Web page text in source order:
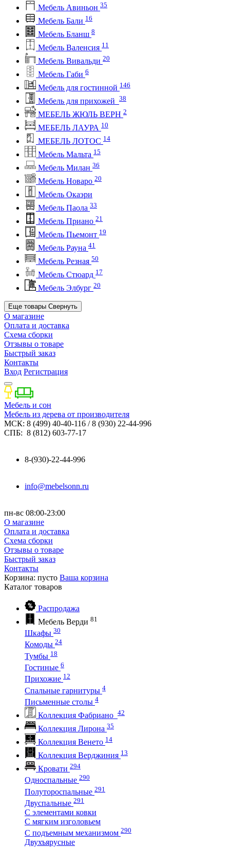
Мебель Авиньон 35
Мебель Бали 16
Мебель Бланш 8
Мебель Валенсия 11
Мебель Вивальди 20
Мебель Габи 6
Мебель для гостинной 146
Мебель для прихожей 38
МЕБЕЛЬ ЖЮЛЬ ВЕРН 2
МЕБЕЛЬ ЛАУРА 10
МЕБЕЛЬ ЛОТОС 14
Мебель Мальта 15
Мебель Милан 36
Мебель Новаро 20
Мебель Окаэри
Мебель Паола 33
Мебель Приано 21
Мебель Пьемонт 19
Мебель Рауна 41
Мебель Резная 50
Мебель Стюард 17
Мебель Элбург 20
Еще товары Свернуть
О магазине
Оплата и доставка
Схема сборки
Отзывы о товаре
Быстрый заказ
Контакты
Вход Регистрация
Мебель и сон
Мебель из дерева от производителя
МСК: 8 (499) 40-40-116 / 8 (930) 22-44-996
СПБ: 8 (812) 603-77-17
8-(930)-22-44-996
info@mebelsonn.ru
пн-вс 08:00-23:00
О магазине
Оплата и доставка
Схема сборки
Отзывы о товаре
Быстрый заказ
Контакты
Корзина: пусто Ваша корзина
Каталог товаров
Распродажа
Мебель Верди 81
Шкафы 30
Комоды 24
Тумбы 18
Гостиные 6
Прихожие 12
Спальные гарнитуры 4
Письменные столы 4
Коллекция Фабриано 42
Коллекция Лирона 35
Коллекция Венето 14
Коллекция Верджиния 13
Кровати 294
Односпальные 290
Полутороспальные 291
Двуспальные 291
С элементами ковки
С мягким изголовьем
С подъемным механизмом 290
Двухъярусные